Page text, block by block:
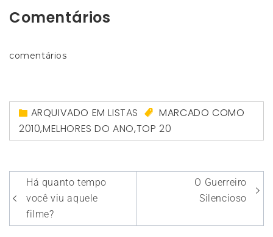
Comentários
comentários
ARQUIVADO EMLISTAS
MARCADO COMO
2010,MELHORES DO ANO,TOP 20
Navegação
de
Post
Há quanto tempo
você viu aquele
filme?
O Guerreiro
Silencioso